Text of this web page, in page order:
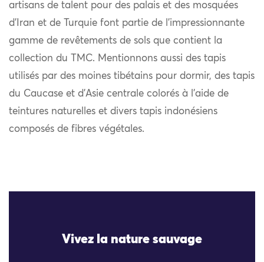
artisans de talent pour des palais et des mosquées
d’Iran et de Turquie font partie de l’impressionnante
gamme de revêtements de sols que contient la
collection du TMC. Mentionnons aussi des tapis
utilisés par des moines tibétains pour dormir, des tapis
du Caucase et d’Asie centrale colorés à l’aide de
teintures naturelles et divers tapis indonésiens
composés de fibres végétales.
Vivez la nature sauvage